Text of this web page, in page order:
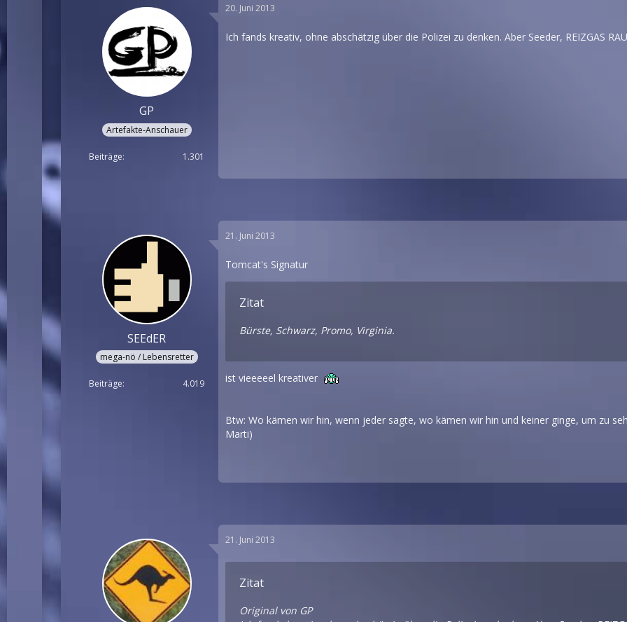
GP
Artefakte-Anschauer
Beiträge 1.301
20. Juni 2013
Ich fands kreativ, ohne abschätzig über die Polizei zu denken. Aber Seeder, REIZGAS
SEEdER
mega-nö / Lebensretter
Beiträge 4.019
21. Juni 2013
Tomcat's Signatur
Zitat
Bürste, Schwarz, Promo, Virginia.
ist vieeeeel kreativer
Btw: Wo kämen wir hin, wenn jeder sagte, wo kämen wir hin und keiner ginge, um zu
Marti)
21. Juni 2013
Zitat
Original von GP